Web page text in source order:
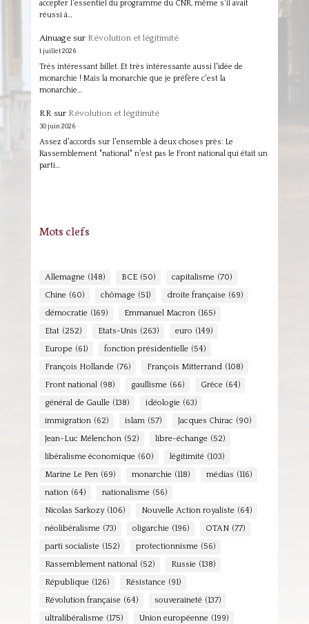
accepter l'essentiel du programme du CNR, même s'il avait
réussi à…
Ainuagesur Révolution et légitimité
1 juillet 2026
Très intéressant billet. Et très intéressante aussi l'idée de
monarchie ! Mais la monarchie que je préfère c'est la
monarchie…
RR sur Révolution et légitimité
30 juin 2026
Assez d'accords sur l'ensemble à deux choses près: Le
Rassemblement "national" n'est pas le Front national qui était un
parti…
Mots clefs
Allemagne (148) BCE (50) capitalisme (70)
Chine (60) chômage (51) droite française (69)
démocratie (169) Emmanuel Macron (165)
Etat (252) Etats-Unis (263) euro (149)
Europe (61) fonction présidentielle (54)
François Hollande (76) François Mitterrand (108)
Front national (98) gaullisme (66) Grèce (64)
général de Gaulle (138) idéologie (63)
immigration (62) islam (57) Jacques Chirac (90)
Jean-Luc Mélenchon (52) libre-échange (52)
libéralisme économique (60) légitimité (103)
Marine Le Pen (69) monarchie (118) médias (116)
nation (64) nationalisme (56)
Nicolas Sarkozy (106) Nouvelle Action royaliste (64)
néolibéralisme (73) oligarchie (196) OTAN (77)
parti socialiste (152) protectionnisme (56)
Rassemblement national (52) Russie (138)
République (126) Résistance (91)
Révolution française (64) souveraineté (137)
ultralibéralisme (175) Union européenne (199)